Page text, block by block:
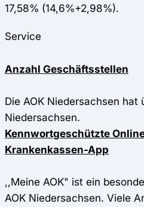
17,58% (14,6%+2,98%).
Service
Anzahl Geschäftsstellen
Die AOK Niedersachsen hat
Niedersachsen.
Kennwortgeschützte
Krankenkassen-App
,,Meine AOK" ist ein
AOK Niedersachsen. Viele